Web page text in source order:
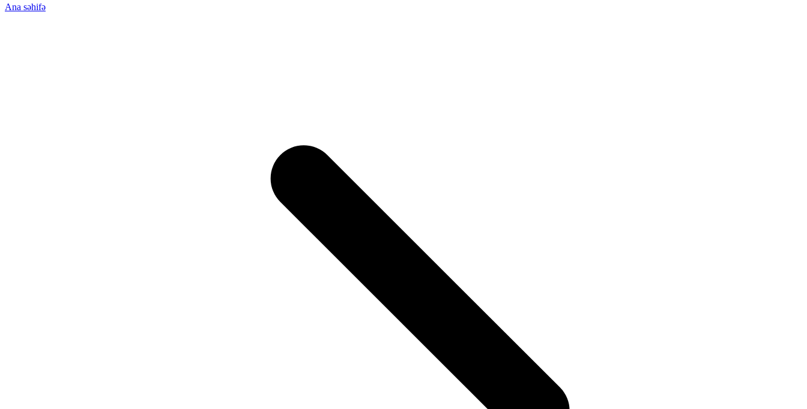
Ana səhifə